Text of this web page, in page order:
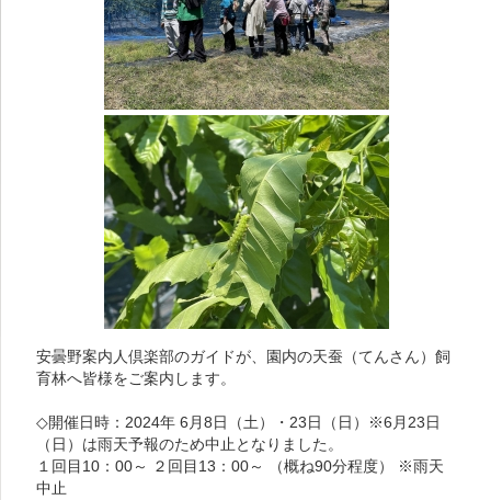
安曇野案内人倶楽部のガイドが、園内の天蚕（てんさん）飼
育林へ皆様をご案内します。
◇開催日時：2024年 6月8日（土）・23日（日）※6月23日
（日）は雨天予報のため中止となりました。
１回目10：00～ ２回目13：00～ （概ね90分程度） ※雨天
中止